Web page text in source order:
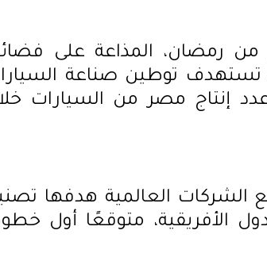
من رمضان، المذاعة على
تستهدف توطين صناعة
إنتاج مصر من السيارات
الشركات العالمية هدفها
الأفريقية، متوقعًا أول